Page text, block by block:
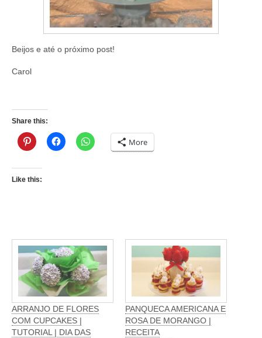
Beijos e até o próximo post!
Carol
Share this:
More
Like this:
ARRANJO DE FLORES
COM CUPCAKES |
TUTORIAL | DIA DAS
PANQUECA AMERICANA E
ROSA DE MORANGO |
RECEITA